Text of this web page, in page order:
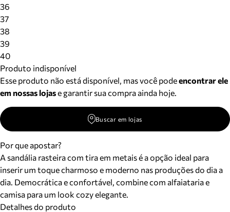
36
37
38
39
40
Produto indisponível
Esse produto não está disponível, mas você podeencontrar ele
em nossas lojase garantir sua compra ainda hoje.
Buscar em lojas
Por que apostar?
A sandália rasteira com tira em metais é a opção ideal para
inserir um toque charmoso e moderno nas produções do dia a
dia. Democrática e confortável, combine com alfaiataria e
camisa para um look cozy elegante.
Detalhes do produto